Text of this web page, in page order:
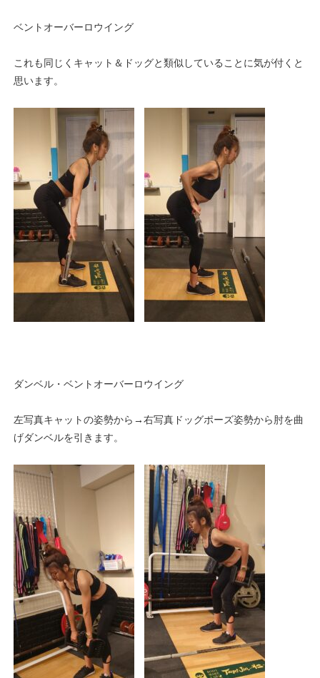
ベントオーバーロウイング
これも同じくキャット＆ドッグと類似していることに気が付くと
思います。
ダンベル・ベントオーバーロウイング
左写真キャットの姿勢から→右写真ドッグポーズ姿勢から肘を曲
げダンベルを引きます。